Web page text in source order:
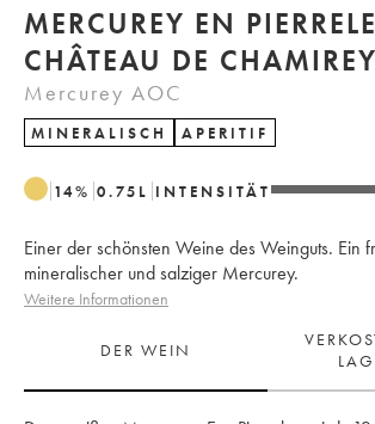
MERCUREY EN
Mercurey AOC
MINERALISCH APERITIF
14% 0.75 L INTENSITÄT
Einer der schönsten Weine des Weinguts. Ein
mineralischer und salziger Mercurey.
Weitere Informationen
DER WEIN